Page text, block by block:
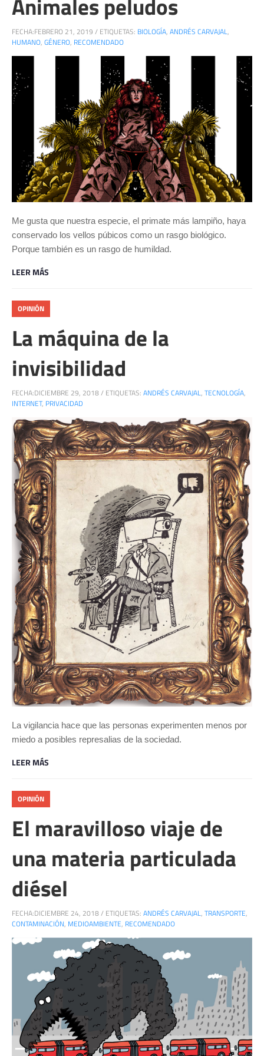
FECHA:FEBRERO 21, 2019 / ETIQUETAS: BIOLOGÍA, ANDRÉS CARVAJAL,
HUMANO, GÉNERO, RECOMENDADO
Me gusta que nuestra especie, el primate más lampiño, haya
conservado los vellos púbicos como un rasgo biológico.
Porque también es un rasgo de humildad.
LEER MÁS
OPINIÓN
La máquina de la
invisibilidad
FECHA:DICIEMBRE 29, 2018/ ETIQUETAS: ANDRÉS CARVAJAL, TECNOLOGÍA,
INTERNET, PRIVACIDAD
La vigilancia hace que las personas experimenten menos por
miedo a posibles represalias de la sociedad.
LEER MÁS
OPINIÓN
El maravilloso viaje de
una materia particulada
diésel
FECHA:DICIEMBRE 24, 2018/ ETIQUETAS: ANDRÉS CARVAJAL, TRANSPORTE,
CONTAMINACIÓN, MEDIOAMBIENTE, RECOMENDADO